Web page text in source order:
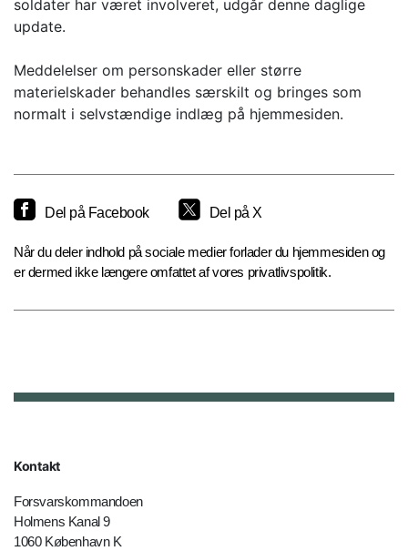
soldater har været involveret, udgår denne daglige
update.
Meddelelser om personskader eller større
materielskader behandles særskilt og bringes som
normalt i selvstændige indlæg på hjemmesiden.
Del på Facebook Del på X
Når du deler indhold på sociale medier forlader du hjemmesiden og
er dermed ikke længere omfattet af vores privatlivspolitik.
Kontakt
Forsvarskommandoen
Holmens Kanal 9
1060 København K